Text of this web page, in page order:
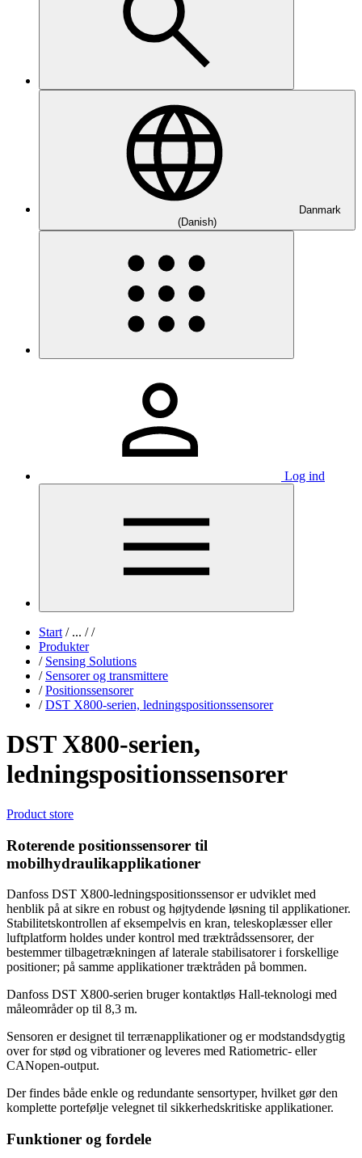
Danmark
(Danish)
Log ind
Start /... / /
Produkter
/ Sensing Solutions
/ Sensorer og transmittere
/ Positionssensorer
/ DST X800-serien, ledningspositionssensorer
DST X800-serien,
ledningspositionssensorer
Product store
Roterende positionssensorer til
mobilhydraulikapplikationer
Danfoss DST X800-ledningspositionssensor er udviklet med
henblik på at sikre en robust og højtydende løsning til applikationer.
Stabilitetskontrollen af eksempelvis en kran, teleskoplæsser eller
luftplatform holdes under kontrol med træktrådssensorer, der
bestemmer tilbagetrækningen af laterale stabilisatorer i forskellige
positioner; på samme applikationer træktråden på bommen.
Danfoss DST X800-serien bruger kontaktløs Hall-teknologi med
måleområder op til 8,3 m.
Sensoren er designet til terrænapplikationer og er modstandsdygtig
over for stød og vibrationer og leveres med Ratiometric- eller
CANopen-output.
Der findes både enkle og redundante sensortyper, hvilket gør den
komplette portefølje velegnet til sikkerhedskritiske applikationer.
Funktioner og fordele